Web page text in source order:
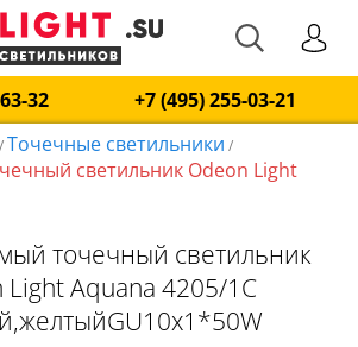
32
+7 (495) 255-03-21
/Точечные светильники /
светильник Odeon Light
точечный светильник
Light Aquana 4205/1C